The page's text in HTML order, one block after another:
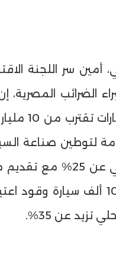
أمين سر اللجنة
الضرائب المصرية،
وعالمية تستعد
لتوطين صناعة
ألا تقل نسبة المكون
عن 35%.